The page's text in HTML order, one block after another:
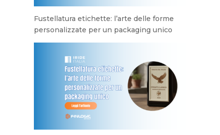
Fustellatura etichette: l’arte delle forme
personalizzate per un packaging unico